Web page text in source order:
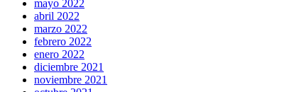
mayo 2022
abril 2022
marzo 2022
febrero 2022
enero 2022
diciembre 2021
noviembre 2021